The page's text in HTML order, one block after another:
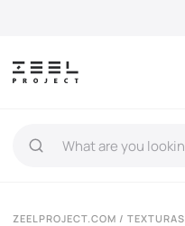
ZEELPROJECT.COM / TEXTURAS